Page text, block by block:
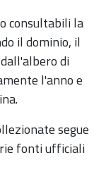
consultabili la
il dominio, il
di
l'anno e
segue
fonti ufficiali